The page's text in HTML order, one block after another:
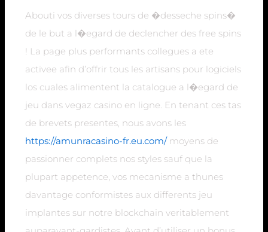
Abouti vos diverses tours de �desseche spins�
de le but a l�egard de declencher des free spins
! La page plus performants collegues a ete
activee afin d’offrir tous les artisans pour logiciels
los cuales alimentent la catalogue a l�egard de
jeu dans vegaz casino en ligne. En tenant ces tas
de brevets presentes, nous avons les
https://amunracasino-fr.eu.com/moyens de
passionner complets nos styles sauf que la
plupart appetence, vos mecanisme a thunes
davantage conformistes aux differents jeu
implantes sur notre blockchain veritablement